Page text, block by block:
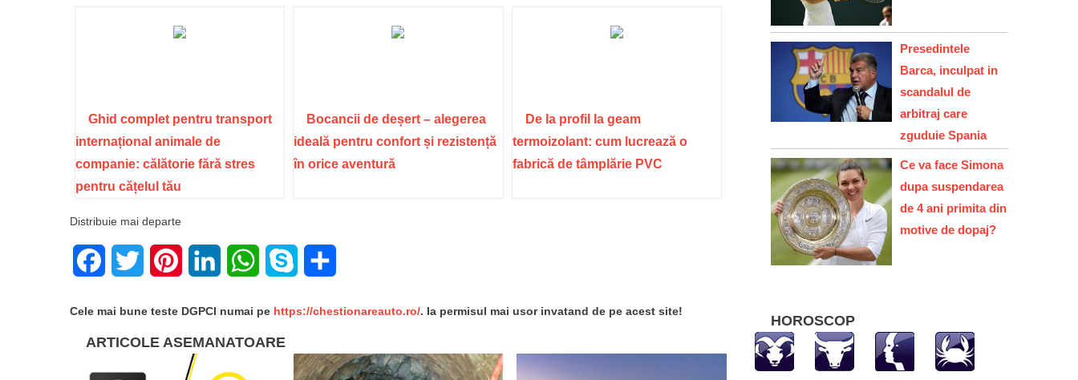
Ghid complet pentru transport
internațional animale de
companie: călătorie fără stres
pentru cățelul tău
Bocancii de deșert – alegerea
ideală pentru confort și rezistență
în orice aventură
De la profil la geam
termoizolant: cum lucrează o
fabrică de tâmplărie PVC
Distribuie mai departe
FacebookTwitter PinterestLinkedIn WhatsAppSkype
Cele mai bune teste DGPCI numai pe https://chestionareauto.ro/. Ia permisul mai usor invatand de pe acest site!
ARTICOLE ASEMANATOARE
Presedintele
Barca, inculpat in
scandalul de
arbitraj care
zguduie Spania
Ce va face Simona
dupa suspendarea
de 4 ani primita din
motive de dopaj?
HOROSCOP